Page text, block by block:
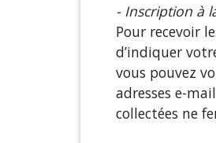
- Inscription à
Pour recevoir
d’indiquer
vous pouvez
adresses e-
collectées ne